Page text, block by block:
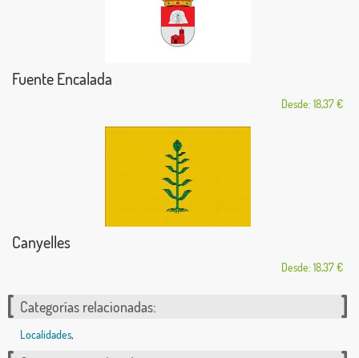
Fuente Encalada
Desde: 18,37 €
Canyelles
Desde: 18,37 €
Categorías relacionadas:
Localidades,